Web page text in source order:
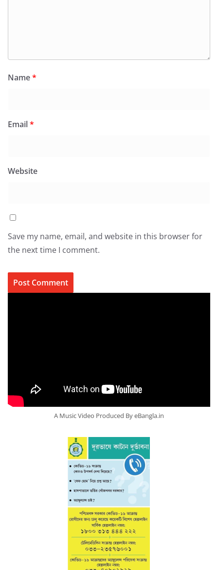
Name*
Email*
Website
Save my name, email, and website in this browser for
the next time I comment.
A Music Video Produced By eBangla.in